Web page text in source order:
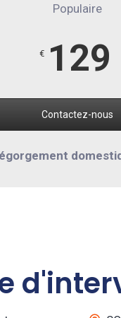
Populaire
€ 129
Contactez-nous